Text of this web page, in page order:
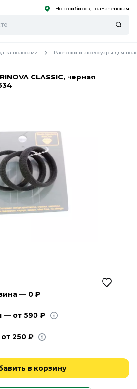
оро Новосибирск, Толмачевская
за волосами Расчески и аксессуары для
CLASSIC, черная
— 0 ₽
— от 590 ₽
250 ₽
в корзину